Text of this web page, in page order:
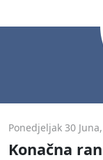
Ponedjeljak 30
Konačna